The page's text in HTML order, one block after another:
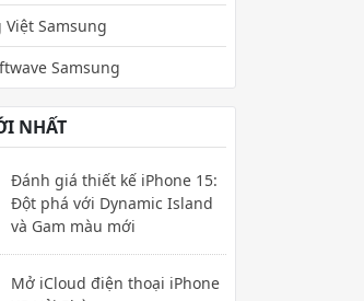
Samsung
Samsung
NHẤT
Đánh giá thiết kế iPhone 15:
Đột phá với Dynamic Island
và Gam màu mới
Mở iCloud điện thoại iPhone